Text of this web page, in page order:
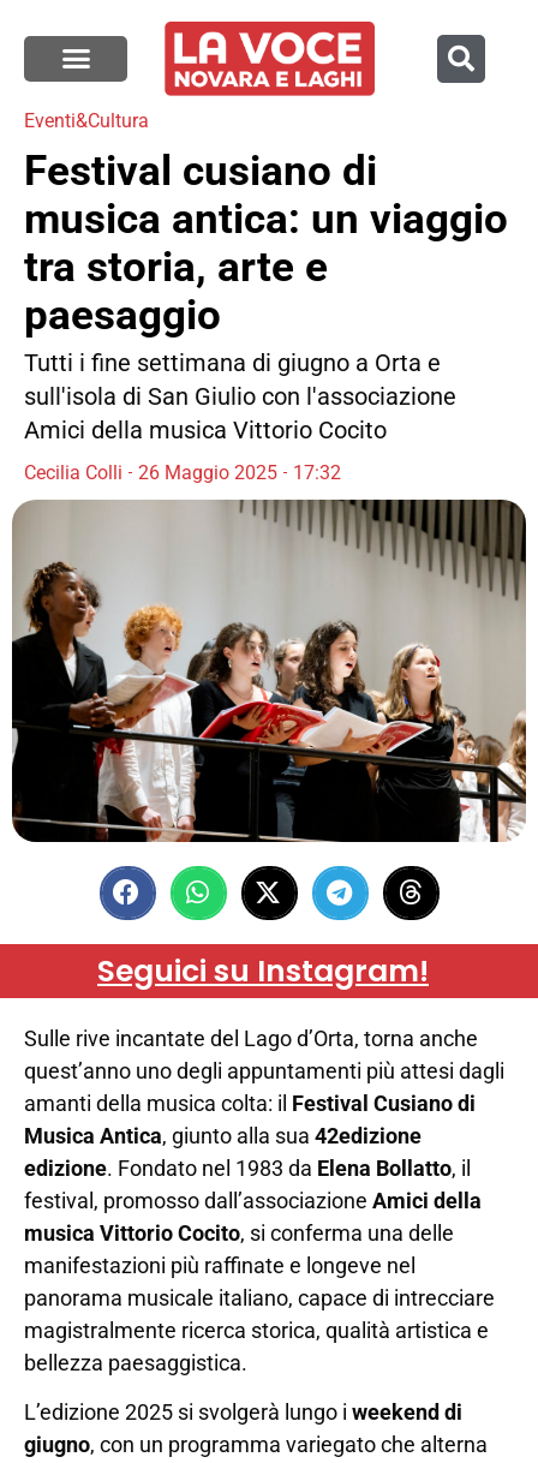
Eventi&Cultura
Festival cusiano di
musica antica: un viaggio
tra storia, arte e
paesaggio
Tutti i fine settimana di giugno a Orta e
sull'isola di San Giulio con l'associazione
Amici della musica Vittorio Cocito
Cecilia Colli 26 Maggio 2025 17:32
Seguici su Instagram!
Sulle rive incantate del Lago d’Orta, torna anche
quest’anno uno degli appuntamenti più attesi dagli
amanti della musica colta: il Festival Cusiano di
Musica Antica, giunto alla sua 42edizione
edizione. Fondato nel 1983 da Elena Bollatto, il
festival, promosso dall’associazione Amici della
musica Vittorio Cocito, si conferma una delle
manifestazioni più raffinate e longeve nel
panorama musicale italiano, capace di intrecciare
magistralmente ricerca storica, qualità artistica e
bellezza paesaggistica.
L’edizione 2025 si svolgerà lungo i weekend di
giugno, con un programma variegato che alterna